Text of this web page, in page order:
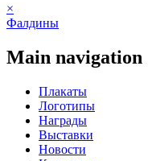
×
Фалдины
Main navigation
Плакаты
Логотипы
Награды
Выставки
Новости